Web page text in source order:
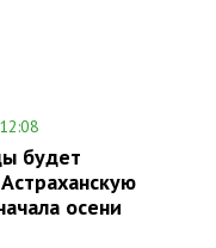
будет
осени